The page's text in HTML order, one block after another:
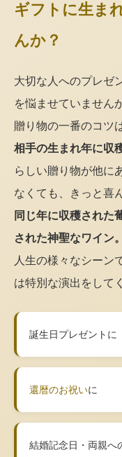
ギフトに生ま
んか？
大切な人へのプレゼ
を悩ませていません
贈り物の一番のコツ
相手の生まれ年に収
らしい贈り物が他に
なくても、きっと喜
同じ年に収穫された
された神聖なワイン。
人生の様々なシーン
は特別な演出をして
誕生日プレゼントに
還暦のお祝いに
結婚記念日・両親へ